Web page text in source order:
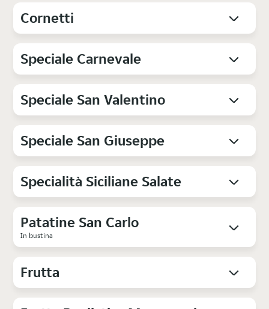
Cornetti
Speciale Carnevale
Speciale San Valentino
Speciale San Giuseppe
Specialità Siciliane Salate
Patatine San Carlo
In bustina
Frutta